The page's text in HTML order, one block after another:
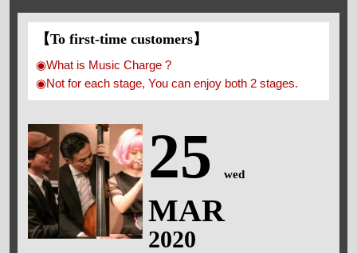
【To first-time customers】
◉What is Music Charge ?
◉Not for each stage, You can enjoy both 2 stages.
25 wed
MAR
2020